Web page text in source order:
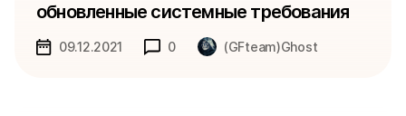
обновленные системные требования
09.12.2021 0 (GFteam)Ghost